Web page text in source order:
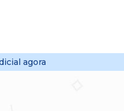
agora